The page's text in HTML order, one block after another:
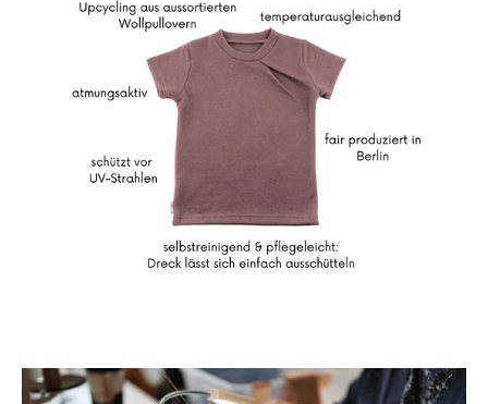
Neu hier?